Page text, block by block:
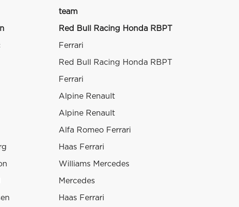
team
Red Bull Racing Honda RBPT
Ferrari
Red Bull Racing Honda RBPT
Ferrari
Alpine Renault
Alpine Renault
Alfa Romeo Ferrari
Haas Ferrari
Williams Mercedes
Mercedes
Haas Ferrari